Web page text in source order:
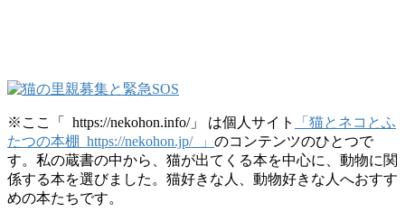
※ここ「 https://nekohon.info/」 は個人サイト
「猫とネコとふ
たつの本棚 https://nekohon.jp/ 」 のコンテンツのひとつで
す。私の蔵書の中から、猫が出てくる本を中心に、動物に関
係する本を選びました。猫好きな人、動物好きな人へおすす
めの本たちです。